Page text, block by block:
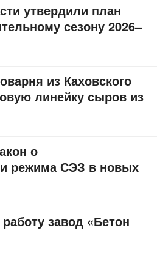
утвердили план
сезону 2026–
из Каховского
линейку сыров из
о
режима СЭЗ в новых
завод «Бетон